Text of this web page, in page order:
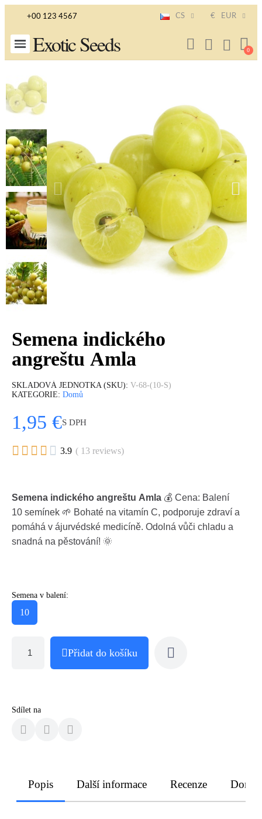
+00 123 4567 CS € EUR
Exotic Seeds
Semena indického
angreštu Amla
SKLADOVÁ JEDNOTKA (SKU) V-68-(10-S)
KATEGORIE Domů
1,95 €S DPH
     3.9 ( 13 reviews)
Semena indického angreštu Amla 💰 Cena: Balení
10 semínek 🌱 Bohaté na vitamín C, podporuje zdraví a
pomáhá v ájurvédské medicíně. Odolná vůči chladu a
snadná na pěstování! 🌞
Semena v balení:
10
Přidat do košíku
Sdílet na
Popis Další informace Recenze